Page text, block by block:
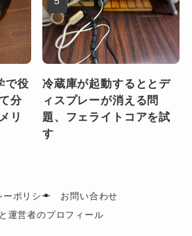
で役
分
リ
冷蔵庫が起動するととデ
ィスプレーが消える問
題、フェライトコアを試
す
ーポリシー
お問い合わせ
運営者のプロフィール